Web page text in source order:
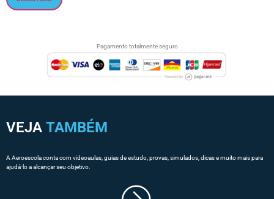
Pagamento totalmente seguro
VEJA TAMBÉM
A Aeroescola conta com videoaulas, guias de estudo, provas, simulados, dicas e muito mais para
ajudá-lo a alcançar seu objetivo.